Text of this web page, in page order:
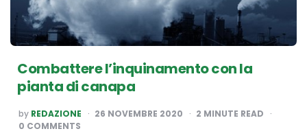
Combattere l’inquinamento con la
pianta di canapa
POSTED
BY
by REDAZIONE 26 NOVEMBRE 2020 2 MINUTE READ
0 COMMENTS